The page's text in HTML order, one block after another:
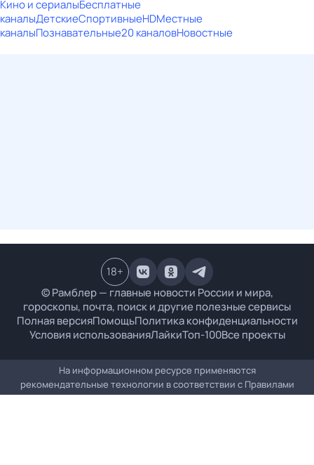
Кино и сериалыБесплатные
каналыДетскиеСпортивныеHDМестные
каналыПознавательные20 каналовНовостные
© Рамблер — главные новости России и мира,
гороскопы, почта, поиск и другие полезные сервисы
Полная версияПомощьПолитика конфиденциальности
Условия использованияЛайкиТоп-100Все проекты
18+
На информационном ресурсе применяются
рекомендательные технологии в соответствии с Правилами